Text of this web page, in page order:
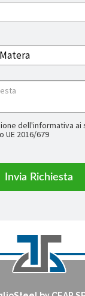
dell'informativa ai
UE 2016/679